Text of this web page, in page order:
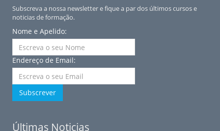
Subscreva a nossa newsletter e fique a par dos últimos cursos e
noticias de formação.
Nome e Apelido:
Endereço de Email:
Subscrever
Últimas Noticias